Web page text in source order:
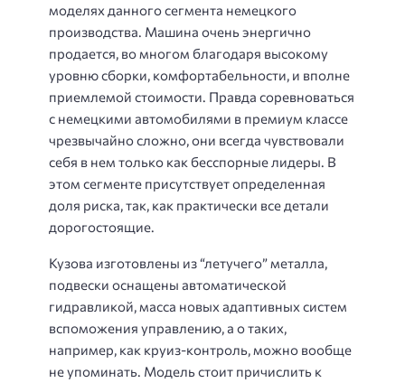
моделях данного сегмента немецкого
производства. Машина очень энергично
продается, во многом благодаря высокому
уровню сборки, комфортабельности, и вполне
приемлемой стоимости. Правда соревноваться
с немецкими автомобилями в премиум классе
чрезвычайно сложно, они всегда чувствовали
себя в нем только как бесспорные лидеры. В
этом сегменте присутствует определенная
доля риска, так, как практически все детали
дорогостоящие.
Кузова изготовлены из “летучего” металла,
подвески оснащены автоматической
гидравликой, масса новых адаптивных систем
вспоможения управлению, а о таких,
например, как круиз-контроль, можно вообще
не упоминать. Модель стоит причислить к